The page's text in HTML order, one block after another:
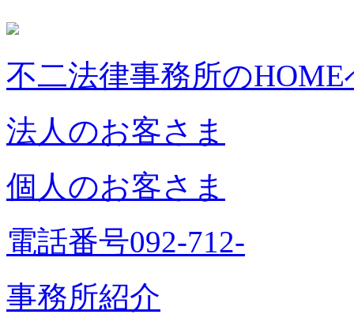
不二法律事務所のHOME
法人のお客さま
個人のお客さま
電話番号092-712-
事務所紹介